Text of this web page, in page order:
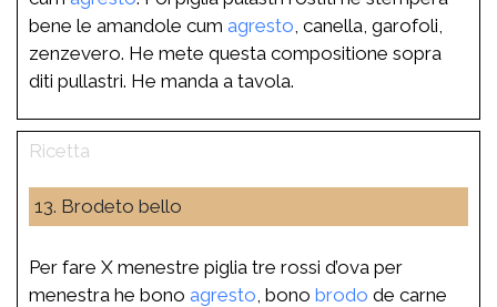
bene le amandole cum agresto , canella, garofoli,
zenzevero. He mete questa compositione sopra
diti pullastri. He manda a tavola.
13. Brodeto bello
Per fare X menestre piglia tre rossi d’ova per
menestra he bono agresto , bono brodo de carne